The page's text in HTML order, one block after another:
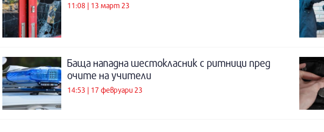
11:08 | 13 март 23
Баща нападна шестокласник с ритници пред
очите на учители
14:53 | 17 февруари 23